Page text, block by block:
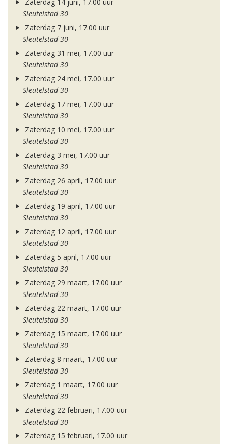
Zaterdag 14 juni, 17.00 uur
Sleutelstad 30
Zaterdag 7 juni, 17.00 uur
Sleutelstad 30
Zaterdag 31 mei, 17.00 uur
Sleutelstad 30
Zaterdag 24 mei, 17.00 uur
Sleutelstad 30
Zaterdag 17 mei, 17.00 uur
Sleutelstad 30
Zaterdag 10 mei, 17.00 uur
Sleutelstad 30
Zaterdag 3 mei, 17.00 uur
Sleutelstad 30
Zaterdag 26 april, 17.00 uur
Sleutelstad 30
Zaterdag 19 april, 17.00 uur
Sleutelstad 30
Zaterdag 12 april, 17.00 uur
Sleutelstad 30
Zaterdag 5 april, 17.00 uur
Sleutelstad 30
Zaterdag 29 maart, 17.00 uur
Sleutelstad 30
Zaterdag 22 maart, 17.00 uur
Sleutelstad 30
Zaterdag 15 maart, 17.00 uur
Sleutelstad 30
Zaterdag 8 maart, 17.00 uur
Sleutelstad 30
Zaterdag 1 maart, 17.00 uur
Sleutelstad 30
Zaterdag 22 februari, 17.00 uur
Sleutelstad 30
Zaterdag 15 februari, 17.00 uur